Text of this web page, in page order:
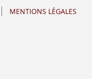
MENTIONS LÉGALES